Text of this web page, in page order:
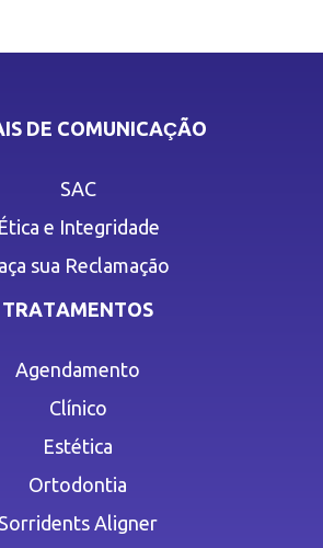
DE COMUNICAÇÃO
SAC
Ética e Integridade
sua Reclamação
TRATAMENTOS
Agendamento
Clínico
Estética
Ortodontia
Sorridents Aligner